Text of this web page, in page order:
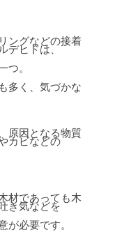
ングなどの接着
デヒドは、
。
多く、気づかな
原因となる物質
カビなどの
材であっても木
き気などを
が必要です。